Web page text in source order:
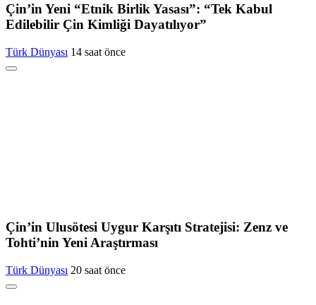
Çin’in Yeni “Etnik Birlik Yasası”: “Tek Kabul
Edilebilir Çin Kimliği Dayatılıyor”
Türk Dünyası 14 saat önce
Çin’in Ulusötesi Uygur Karşıtı Stratejisi: Zenz ve
Tohti’nin Yeni Araştırması
Türk Dünyası 20 saat önce